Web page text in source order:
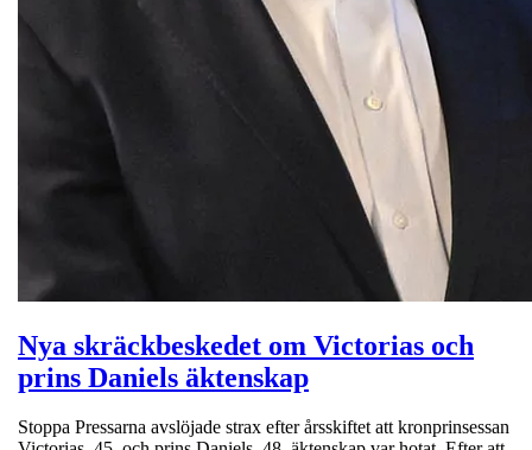
Nya skräckbeskedet om Victorias och
prins Daniels äktenskap
Stoppa Pressarna avslöjade strax efter årsskiftet att kronprinsessan